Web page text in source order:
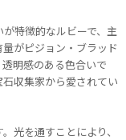
が特徴的なルビーで、主
がピジョン・ブラッド
明感のある色合いで
収集家から愛されてい
光を通すことにより、